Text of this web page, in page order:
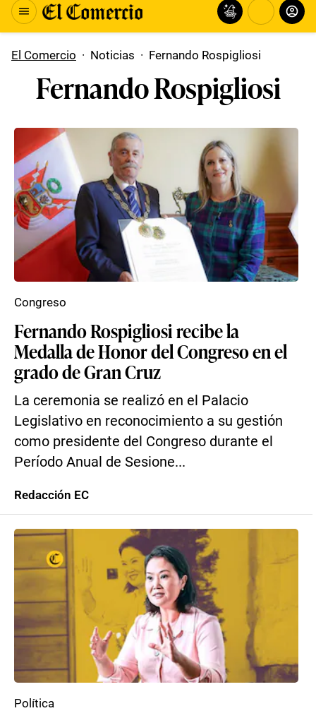
El Comercio · Noticias · Fernando Rospigliosi
Fernando Rospigliosi
Fernando Rospigliosi recibe la
Medalla de Honor del Congreso en el
grado de Gran Cruz
La ceremonia se realizó en el Palacio
Legislativo en reconocimiento a su gestión
como presidente del Congreso durante el
Período Anual de Sesione...
Congreso
Redacción EC
Política